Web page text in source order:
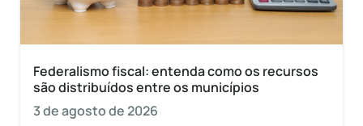
Federalismo fiscal: entenda como os recursos
são distribuídos entre os municípios
3 de agosto de 2026